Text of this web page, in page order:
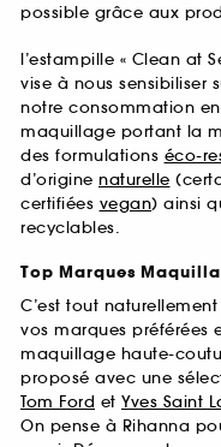
possible grâce aux
l’estampille « Clean at
vise à nous sensibiliser
notre consommation
maquillage portant la
des formulations éco-
d’origine naturelle
certifiées vegan) ainsi
recyclables.
Top Marques
C’est tout
vos marques préférées
maquillage haute-
proposé avec une
Tom Ford et Yves Saint
On pense à Rihanna